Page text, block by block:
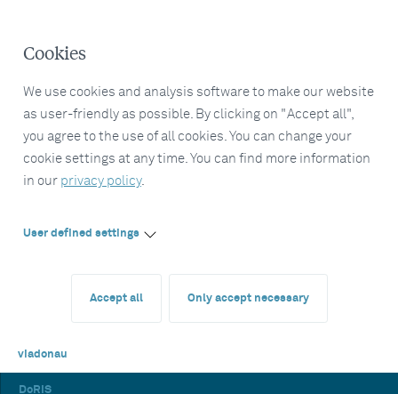
Cookies
We use cookies and analysis software to make our website
as user-friendly as possible. By clicking on "Accept all",
you agree to the use of all cookies. You can change your
cookie settings at any time. You can find more information
in our privacy policy.
User defined settings
Accept all Only accept necessary
viadonau
DoRIS